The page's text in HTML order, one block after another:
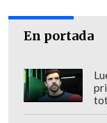
En portada